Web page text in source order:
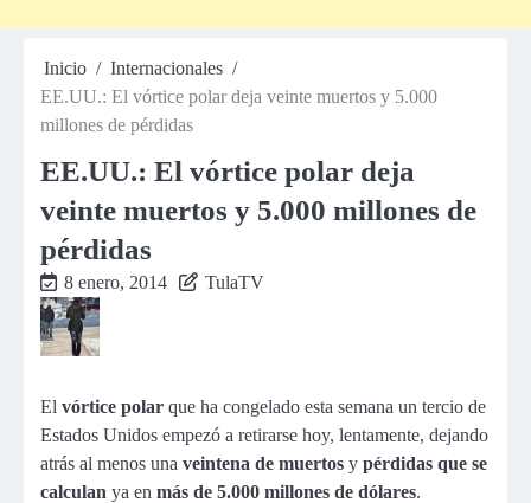
Inicio
Internacionales
EE.UU.: El vórtice polar deja veinte muertos y 5.000
millones de pérdidas
EE.UU.: El vórtice polar deja
veinte muertos y 5.000 millones de
pérdidas
8 enero, 2014 TulaTV
El vórtice polar que ha congelado esta semana un tercio de
Estados Unidos empezó a retirarse hoy, lentamente, dejando
atrás al menos una veintena de muertos y pérdidas que se
calculan ya en más de 5.000 millones de dólares.